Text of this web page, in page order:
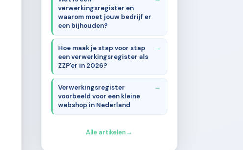
verwerkingsregister en
waarom moet jouw bedrijf er
een bijhouden?
Hoe maak je stap voor stap
een verwerkingsregister als
ZZP'er in 2026?
Verwerkingsregister
voorbeeld voor een kleine
webshop in Nederland
Alle artikelen